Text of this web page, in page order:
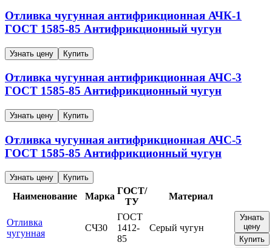
Отливка чугунная антифрикционная АЧК-1
ГОСТ 1585-85 Антифрикционный чугун
Узнать цену Купить
Отливка чугунная антифрикционная АЧС-3
ГОСТ 1585-85 Антифрикционный чугун
Узнать цену Купить
Отливка чугунная антифрикционная АЧС-5
ГОСТ 1585-85 Антифрикционный чугун
Узнать цену Купить
Наименование Марка
ГОСТ/
ТУ
Материал
Отливка
чугунная
СЧ30
ГОСТ
1412-
85
Серый чугун
Узнать
цену
Купить